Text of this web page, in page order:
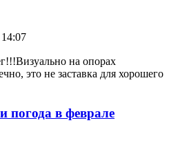
на опорах
это не заставка для хорошего
погода в феврале